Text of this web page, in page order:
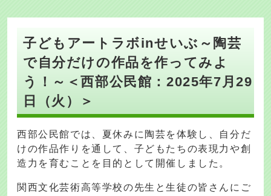
子どもアートラボinせいぶ～陶芸
で自分だけの作品を作ってみよ
う！～＜西部公民館：2025年7月29
日（火）＞
西部公民館では、夏休みに陶芸を体験し、自分だ
けの作品作りを通して、子どもたちの表現力や創
造力を育むことを目的として開催しました。
関西文化芸術高等学校の先生と生徒の皆さんにご